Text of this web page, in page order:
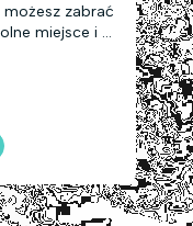
zabrać
miejsce i o